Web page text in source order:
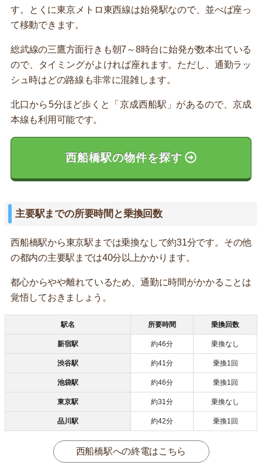
す。とくに東京メトロ東西線は始発駅なので、並べば座っ
て移動できます。
総武線の三鷹方面行きも朝7～8時台に始発が数本出ている
ので、タイミングがよければ座れます。ただし、通勤ラッ
シュ時はどの路線も非常に混雑します。
北口から5分ほど歩くと「京成西船駅」があるので、京成
本線も利用可能です。
西船橋駅の物件を探す
主要駅までの所要時間と乗換回数
西船橋駅から東京駅までは乗換なしで約31分です。その他
の都内の主要駅までは40分以上かかります。
都心からやや離れているため、通勤に時間がかかることは
覚悟しておきましょう。
駅名 所要時間 乗換回数
新宿駅 約46分 乗換なし
渋谷駅 約41分 乗換1回
池袋駅 約46分 乗換1回
東京駅 約31分 乗換なし
品川駅 約42分 乗換1回
西船橋駅への終電はこちら